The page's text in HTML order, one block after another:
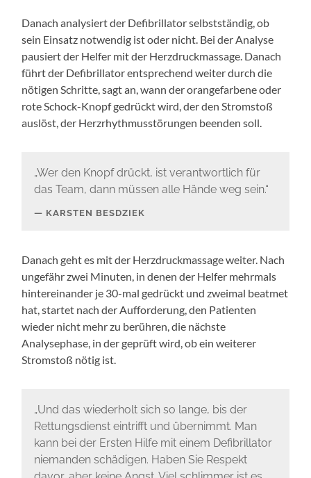
Danach analysiert der Defibrillator selbstständig, ob
sein Einsatz notwendig ist oder nicht. Bei der Analyse
pausiert der Helfer mit der Herzdruckmassage. Danach
führt der Defibrillator entsprechend weiter durch die
nötigen Schritte, sagt an, wann der orangefarbene oder
rote Schock-Knopf gedrückt wird, der den Stromstoß
auslöst, der Herzrhythmusstörungen beenden soll.
„Wer den Knopf drückt, ist verantwortlich für
das Team, dann müssen alle Hände weg sein.“
KARSTEN BESDZIEK
Danach geht es mit der Herzdruckmassage weiter. Nach
ungefähr zwei Minuten, in denen der Helfer mehrmals
hintereinander je 30-mal gedrückt und zweimal beatmet
hat, startet nach der Aufforderung, den Patienten
wieder nicht mehr zu berühren, die nächste
Analysephase, in der geprüft wird, ob ein weiterer
Stromstoß nötig ist.
„Und das wiederholt sich so lange, bis der
Rettungsdienst eintrifft und übernimmt. Man
kann bei der Ersten Hilfe mit einem Defibrillator
niemanden schädigen. Haben Sie Respekt